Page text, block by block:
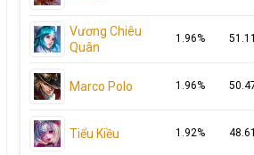
Vương Chiêu
Quân
1.96%
Marco Polo 1.96%
Tiểu Kiều 1.92%